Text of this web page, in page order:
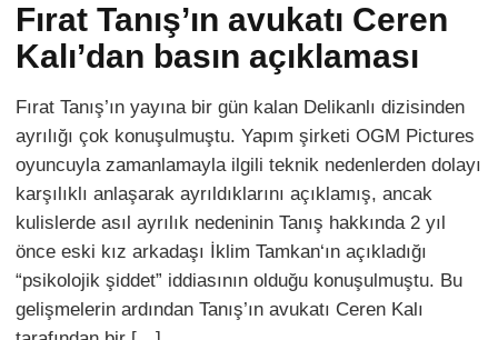
Fırat Tanış’ın avukatı Ceren
Kalı’dan basın açıklaması
Fırat Tanış’ın yayına bir gün kalan Delikanlı dizisinden
ayrılığı çok konuşulmuştu. Yapım şirketi OGM Pictures
oyuncuyla zamanlamayla ilgili teknik nedenlerden dolayı
karşılıklı anlaşarak ayrıldıklarını açıklamış, ancak
kulislerde asıl ayrılık nedeninin Tanış hakkında 2 yıl
önce eski kız arkadaşı İklim Tamkan‘ın açıkladığı
“psikolojik şiddet” iddiasının olduğu konuşulmuştu. Bu
gelişmelerin ardından Tanış’ın avukatı Ceren Kalı